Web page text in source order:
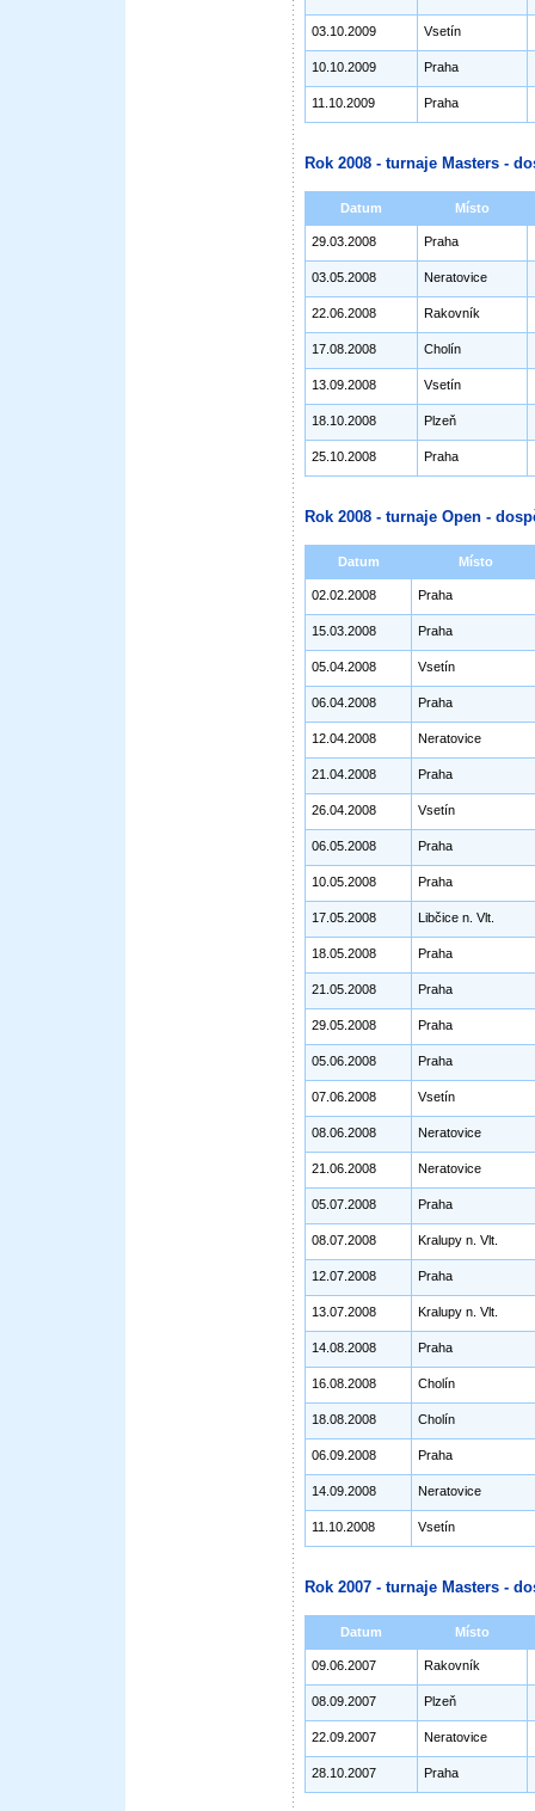
03.10.2009 Vsetín
10.10.2009 Praha
11.10.2009 Praha
Rok 2008 - turnaje Masters -
Datum Místo
29.03.2008 Praha
03.05.2008 Neratovice
22.06.2008 Rakovník
17.08.2008 Cholín
13.09.2008 Vsetín
18.10.2008 Plzeň
25.10.2008 Praha
Rok 2008 - turnaje Open -
Datum Místo
02.02.2008 Praha
15.03.2008 Praha
05.04.2008 Vsetín
06.04.2008 Praha
12.04.2008 Neratovice
21.04.2008 Praha
26.04.2008 Vsetín
06.05.2008 Praha
10.05.2008 Praha
17.05.2008 Libčice n. Vlt.
18.05.2008 Praha
21.05.2008 Praha
29.05.2008 Praha
05.06.2008 Praha
07.06.2008 Vsetín
08.06.2008 Neratovice
21.06.2008 Neratovice
05.07.2008 Praha
08.07.2008 Kralupy n. Vlt.
12.07.2008 Praha
13.07.2008 Kralupy n. Vlt.
14.08.2008 Praha
16.08.2008 Cholín
18.08.2008 Cholín
06.09.2008 Praha
14.09.2008 Neratovice
11.10.2008 Vsetín
Rok 2007 - turnaje Masters -
Datum Místo
09.06.2007 Rakovník
08.09.2007 Plzeň
22.09.2007 Neratovice
28.10.2007 Praha